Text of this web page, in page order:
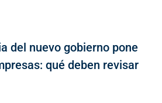
del nuevo gobierno pone
qué deben revisar